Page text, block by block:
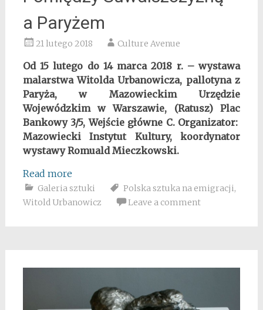
a Paryżem
21 lutego 2018 Culture Avenue
Od 15 lutego do 14 marca 2018 r. – wystawa
malarstwa Witolda Urbanowicza, pallotyna z
Paryża, w Mazowieckim Urzędzie
Wojewódzkim w Warszawie, (Ratusz) Plac
Bankowy 3/5, Wejście główne C. Organizator:
Mazowiecki Instytut Kultury,koordynator
wystawy Romuald Mieczkowski.
Read more
Galeria sztuki Polska sztuka na emigracji,
Witold Urbanowicz
Leave a comment